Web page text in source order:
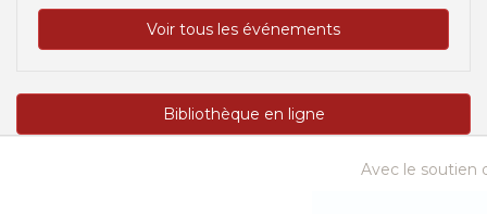
Voir tous les événements
Bibliothèque en ligne
Avec le soutien